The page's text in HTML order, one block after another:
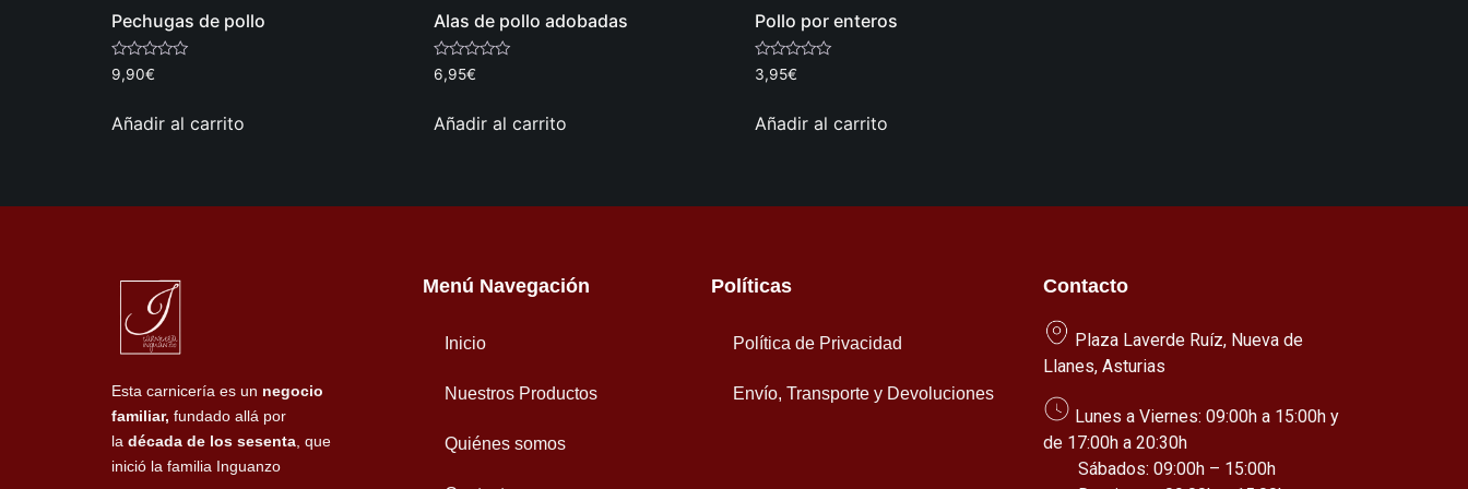
Pechugas de pollo
Valorado
con
5
9,90€
Añadir al carrito
Alas de pollo adobadas
Valorado
con
5
6,95€
Añadir al carrito
Pollo por enteros
Valorado
con
5
3,95€
Añadir al carrito
Esta carnicería es un negocio
familiar, fundado allá por
la década de los sesenta, que
inició la familia Inguanzo
Menú Navegación
Inicio
Nuestros Productos
Quiénes somos
Políticas
Política de Privacidad
Envío, Transporte y Devoluciones
Contacto
Plaza Laverde Ruíz, Nueva de
Llanes, Asturias
Lunes a Viernes: 09:00h a 15:00h y
de 17:00h a 20:30h
Sábados: 09:00h – 15:00h